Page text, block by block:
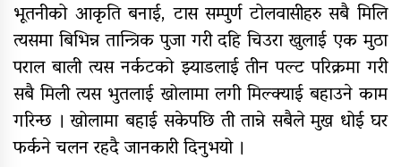
भूतनीको आकृति बनाई, टास सम्पुर्ण टोलवासीहरु सबै मिलि
त्यसमा बिभिन्न तान्त्रिक पुजा गरी दहि चिउरा खुलाई एक मुठा
पराल बाली त्यस नर्कटको झ्याडलाई तीन पल्ट परिक्रमा गरी
सबै मिली त्यस भुतलाई खोलामा लगी मिल्क्याई बहाउने काम
गरिन्छ । खोलामा बहाई सकेपछि ती तान्ने सबैले मुख धोई घर
फर्कने चलन रहदै जानकारी दिनुभयो ।